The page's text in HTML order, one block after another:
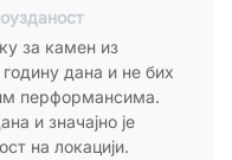
за камен из
дана и не бих
перформансима.
и значајно је
на локацији.